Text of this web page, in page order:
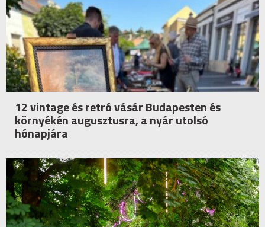
12 vintage és retró vásár Budapesten és
környékén augusztusra, a nyár utolsó
hónapjára